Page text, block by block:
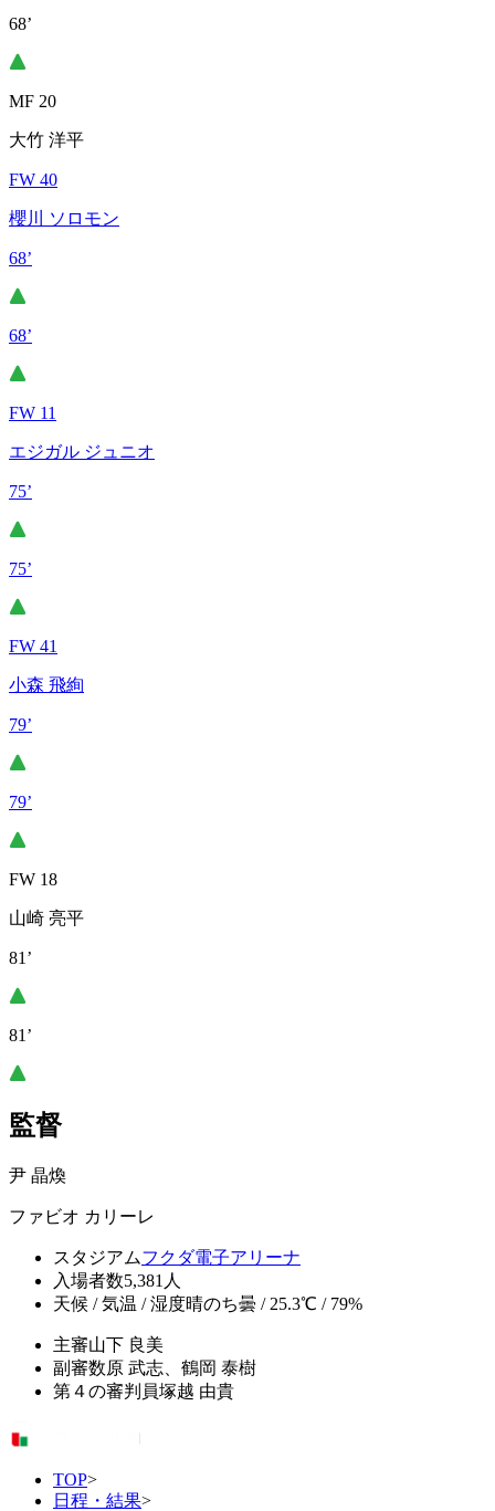
68’
MF 20
大竹 洋平
FW 40
櫻川 ソロモン
68’
68’
FW 11
エジガル ジュニオ
75’
75’
FW 41
小森 飛絢
79’
79’
FW 18
山崎 亮平
81’
81’
監督
尹 晶煥
ファビオ カリーレ
スタジアムフクダ電子アリーナ
入場者数5,381人
天候 / 気温 / 湿度晴のち曇 / 25.3℃ / 79%
主審山下 良美
副審数原 武志、鶴岡 泰樹
第４の審判員塚越 由貴
TOP>
日程・結果>